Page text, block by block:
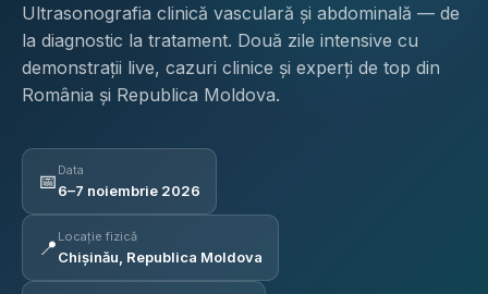
Ultrasonografia clinică vasculară și abdominală — de
la diagnostic la tratament. Două zile intensive cu
demonstrații live, cazuri clinice și experți de top din
România și Republica Moldova.
📅 Data
6–7 noiembrie 2026
📍 Locație fizică
Chișinău, Republica Moldova